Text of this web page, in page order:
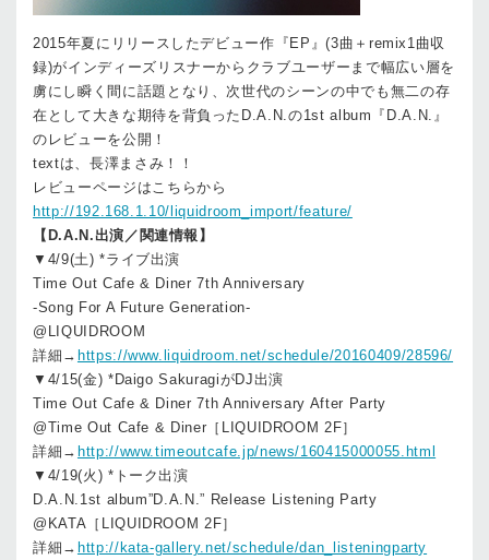
2015年夏にリリースしたデビュー作『EP』(3曲＋remix1曲収
録)がインディーズリスナーからクラブユーザーまで幅広い層を
虜にし瞬く間に話題となり、次世代のシーンの中でも無二の存
在として大きな期待を背負ったD.A.N.の1st album『D.A.N.』
のレビューを公開！
textは、長澤まさみ！！
レビューページはこちらから
http://192.168.1.10/liquidroom_import/feature/
【D.A.N.出演／関連情報】
▼4/9(土) *ライブ出演
Time Out Cafe & Diner 7th Anniversary
-Song For A Future Generation-
@LIQUIDROOM
詳細→ https://www.liquidroom.net/schedule/20160409/28596/
▼4/15(金) *Daigo SakuragiがDJ出演
Time Out Cafe & Diner 7th Anniversary After Party
@Time Out Cafe & Diner［LIQUIDROOM 2F］
詳細→ http://www.timeoutcafe.jp/news/160415000055.html
▼4/19(火) *トーク出演
D.A.N.1st album”D.A.N.” Release Listening Party
@KATA［LIQUIDROOM 2F］
詳細→ http://kata-gallery.net/schedule/dan_listeningparty